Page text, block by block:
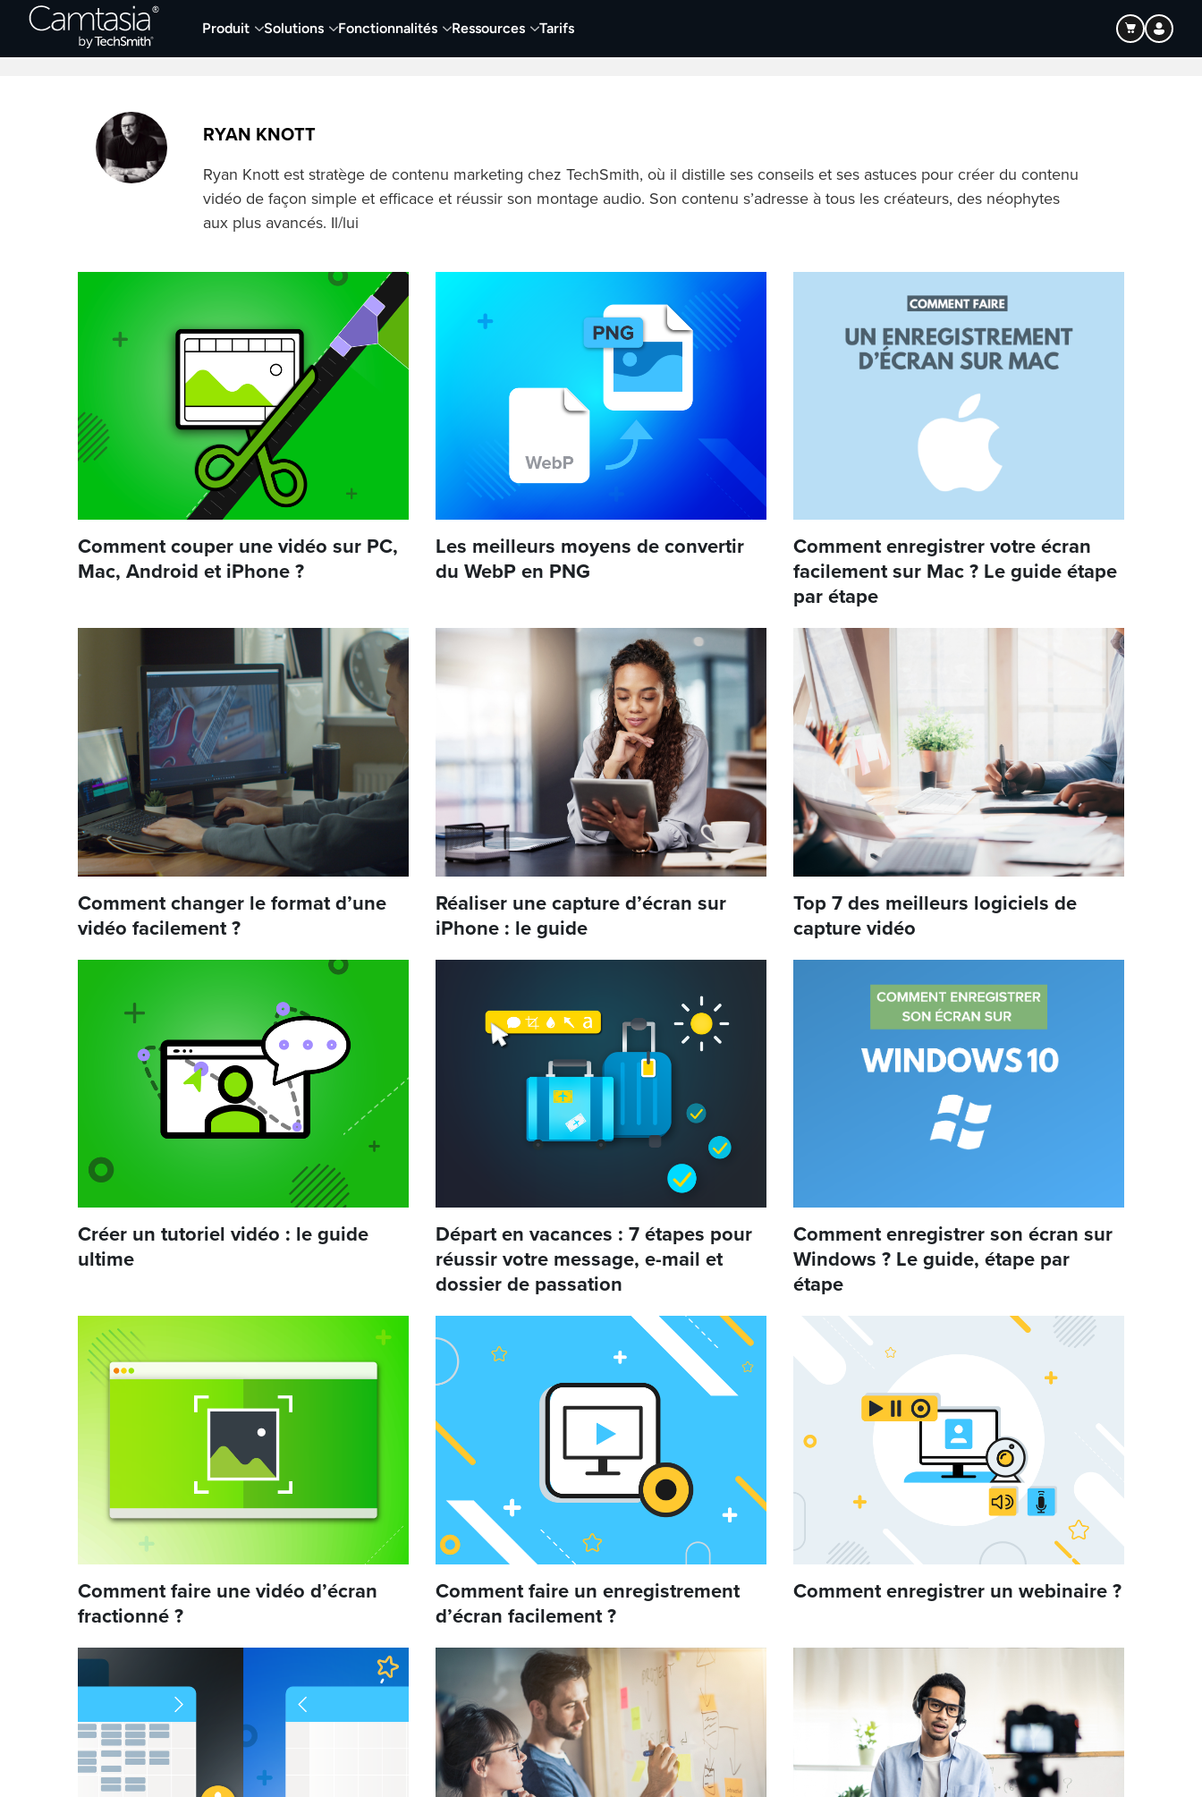
Passer
directement
Produit Solutions Fonctionnalités Ressources Tarifs
Derniers articles Capture et enregistrement vidéo Vidéo Visuels
RYAN KNOTT
Ryan Knott est stratège de contenu marketing chez TechSmith, où il distille ses conseils et ses astuces pour créer du contenu
vidéo de façon simple et efficace et réussir son montage audio. Son contenu s’adresse à tous les créateurs, des néophytes
aux plus avancés. Il/lui
Comment couper une vidéo sur PC,
Mac, Android et iPhone ?
Les meilleurs moyens de convertir
du WebP en PNG
Comment enregistrer votre écran
facilement sur Mac ? Le guide étape
par étape
Comment changer le format d’une
vidéo facilement ?
Réaliser une capture d’écran sur
iPhone : le guide
Top 7 des meilleurs logiciels de
capture vidéo
Créer un tutoriel vidéo : le guide
ultime
Départ en vacances : 7 étapes pour
réussir votre message, e-mail et
dossier de passation
Comment enregistrer son écran sur
Windows ? Le guide, étape par
étape
Comment faire une vidéo d’écran
fractionné ?
Comment faire un enregistrement
d’écran facilement ?
Comment enregistrer un webinaire ?